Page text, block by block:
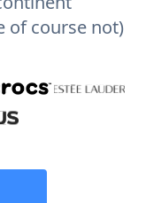
of course not)